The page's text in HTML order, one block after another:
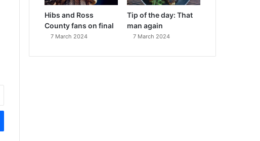
Hibs and Ross
County fans on final
7 March 2024
Tip of the day: That
man again
7 March 2024